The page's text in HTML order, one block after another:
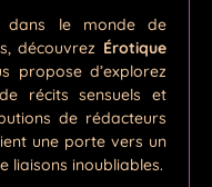
dans le monde de
découvrez Érotique
propose d’explorez
récits sensuels et
de rédacteurs
une porte vers un
liaisons inoubliables.